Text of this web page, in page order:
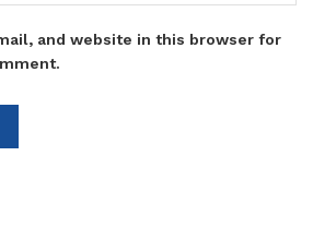
and website in this browser for